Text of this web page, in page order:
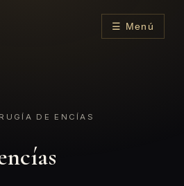
☰ Menú
DE ENCÍAS